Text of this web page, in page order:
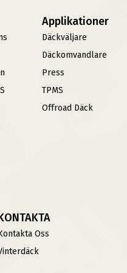
Applikationer
Däckväljare
Däckomvandlare
Press
TPMS
Offroad Däck
Oss